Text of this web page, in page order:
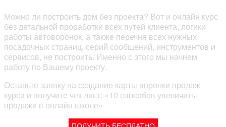
Можно ли построить дом без проекта? Вот и онлайн курс
без детальной проработки всех путей клиента, логики
работы автоворонок, а также перечня всех нужных
посадочных страниц, серий сообщений, инструментов и
сервисов, не построить. Именно с этого мы начнем
работу по Вашему проекту.
Оставьте заявку на создание карты воронки продаж
курса и получите чек лист: «10 способов увеличить
продажи в онлайн школе».